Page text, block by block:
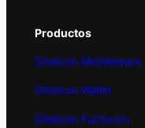
Productos
Sitelicon Middleware
Sitelicon Wallet
Sitelicon Factucon